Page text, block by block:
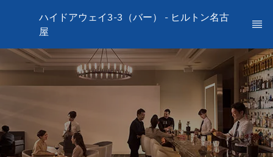
ハイドアウェイ3-3（バー） - ヒルトン名古
屋